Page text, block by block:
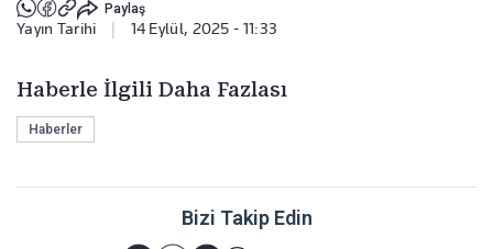
Paylaş
Yayın Tarihi 14 Eylül, 2025 - 11:33
Haberle İlgili Daha Fazlası
Haberler
Bizi Takip Edin